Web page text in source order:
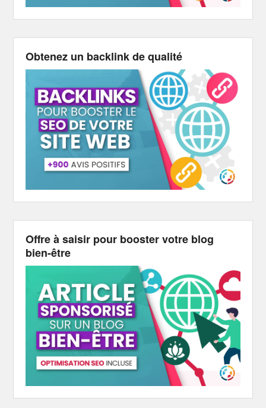
Obtenez un backlink de qualité
Offre à saisir pour booster votre blog
bien-être